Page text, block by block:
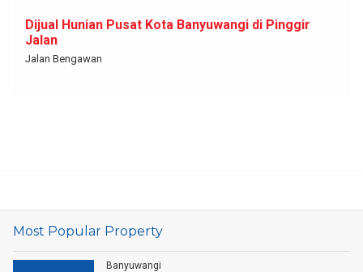
Dijual Hunian Pusat Kota Banyuwangi di Pinggir
Jalan
Jalan Bengawan
Most Popular Property
Banyuwangi